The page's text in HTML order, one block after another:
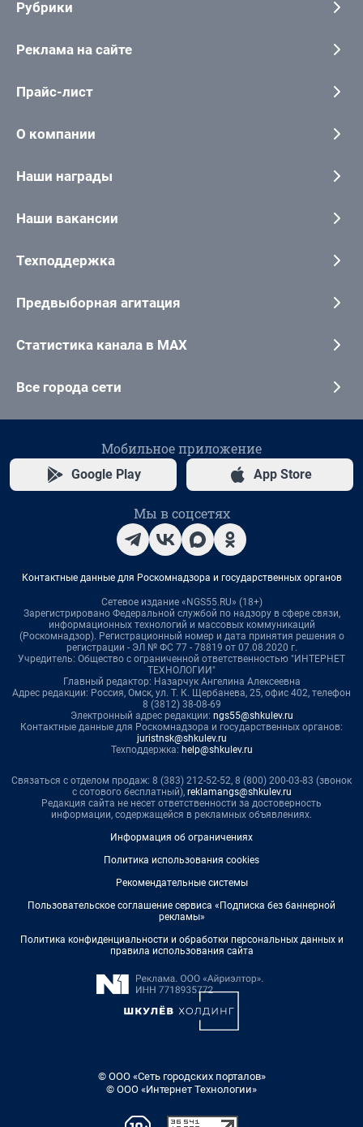
Рубрики
Реклама на сайте
Прайс-лист
О компании
Наши награды
Наши вакансии
Техподдержка
Предвыборная агитация
Статистика канала в MAX
Все города сети
Мобильное приложение
Google Play App Store
Мы в соцсетях
Контактные данные для Роскомнадзора и государственных органов
Сетевое издание «NGS55.RU» (18+)
Зарегистрировано Федеральной службой по надзору в сфере связи,
информационных технологий и массовых коммуникаций
(Роскомнадзор). Регистрационный номер и дата принятия решения о
регистрации - ЭЛ № ФС 77 - 78819 от 07.08.2020 г.
Учредитель: Общество с ограниченной ответственностью "ИНТЕРНЕТ
ТЕХНОЛОГИИ"
Главный редактор: Назарчук Ангелина Алексеевна
Адрес редакции: Россия, Омск, ул. Т. К. Щербанева, 25, офис 402, телефон
8 (3812) 38-08-69
Электронный адрес редакции: ngs55@shkulev.ru
Контактные данные для Роскомнадзора и государственных органов:
juristnsk@shkulev.ru
Техподдержка: help@shkulev.ru
Связаться с отделом продаж: 8 (383) 212-52-52, 8 (800) 200-03-83 (звонок
с сотового бесплатный), reklamangs@shkulev.ru
Редакция сайта не несет ответственности за достоверность
информации, содержащейся в рекламных объявлениях.
Информация об ограничениях
Политика использования cookies
Рекомендательные системы
Пользовательское соглашение сервиса «Подписка без баннерной
рекламы»
Политика конфиденциальности и обработки персональных данных и
правила использования сайта
© ООО «Сеть городских порталов»
© ООО «Интернет Технологии»